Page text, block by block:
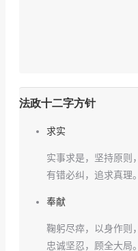
法政十二字方针
求实
实事求是，坚持原则，
有错必纠，追求真理。
奉献
鞠躬尽瘁，以身作则，
忠诚坚忍，顾全大局。